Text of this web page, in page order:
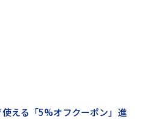
使える「5%オフクーポン」進